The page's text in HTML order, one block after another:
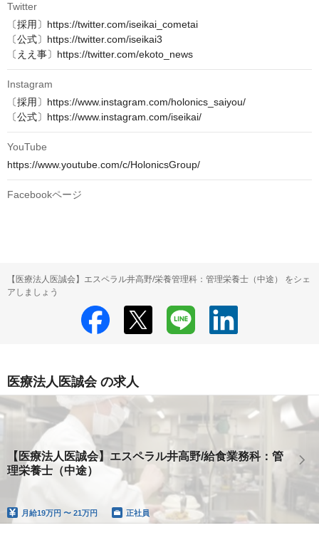
Twitter
〔採用〕https://twitter.com/iseikai_cometai
〔公式〕https://twitter.com/iseikai3
〔ええ事〕https://twitter.com/ekoto_news
Instagram
〔採用〕https://www.instagram.com/holonics_saiyou/
〔公式〕https://www.instagram.com/iseikai/
YouTube
https://www.youtube.com/c/HolonicsGroup/
Facebookページ
【医療法人医誠会】エスペラル井高野/栄養管理科：管理栄養士（中途） をシェ
アしましょう
医療法人医誠会 の求人
【医療法人医誠会】エスペラル井高野/給食業務科：管
理栄養士（中途）
月給19万円 〜 21万円 正社員